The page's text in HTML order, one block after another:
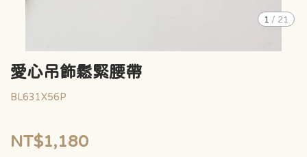
1 / 21
愛心吊飾鬆緊腰帶
BL631X56P
NT$1,180